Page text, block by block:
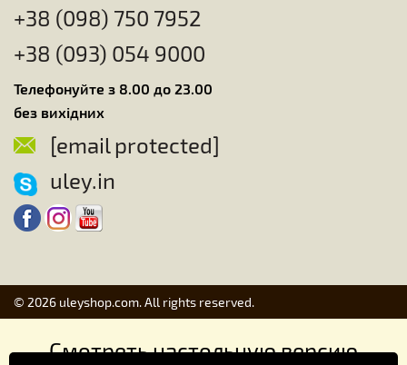
+38 (098) 750 7952
+38 (093) 054 9000
Телефонуйте з 8.00 до 23.00
без вихідних
[email protected]
uley.in
© 2026 uleyshop.com. All rights reserved.
Смотреть настольную версию